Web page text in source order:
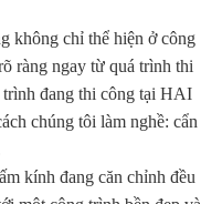
không chỉ thể hiện ở công
ràng ngay từ quá trình thi
đang thi công tại HAI
chúng tôi làm nghề: cẩn
kính đang căn chỉnh đều